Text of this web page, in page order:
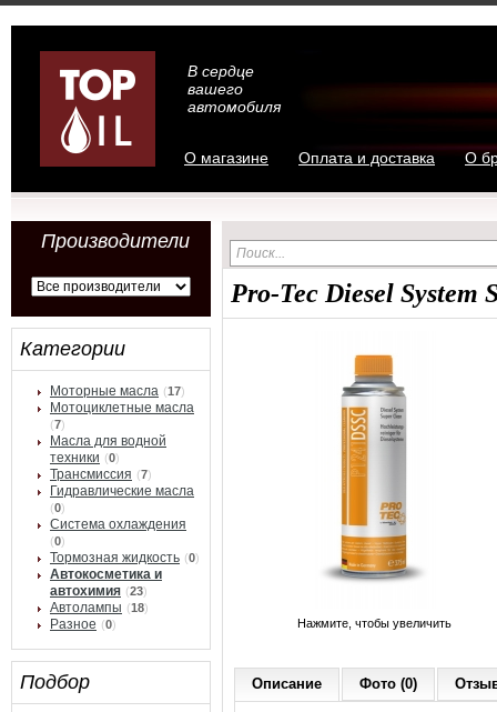
В сердце
вашего
автомобиля
О магазине Оплата и доставка О
Производители
Категории
Моторные масла (17)
Мотоциклетные масла
(7)
Масла для водной
техники (0)
Трансмиссия (7)
Гидравлические масла
(0)
Система охлаждения
(0)
Тормозная жидкость (0)
Автокосметика и
автохимия (23)
Автолампы (18)
Разное (0)
Подбор
Pro-Tec Diesel System
Нажмите, чтобы увеличить
Описание Фото (0)